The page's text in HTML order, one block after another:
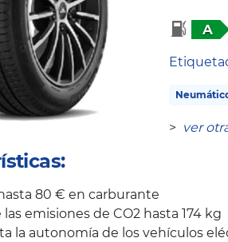
A
> ver
80 € en carburante
las emisiones de CO2 hasta 174 kg
la autonomía de los vehículos